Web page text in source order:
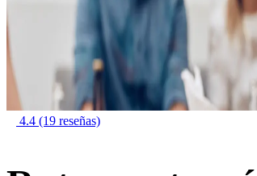
4.4 (19 reseñas)